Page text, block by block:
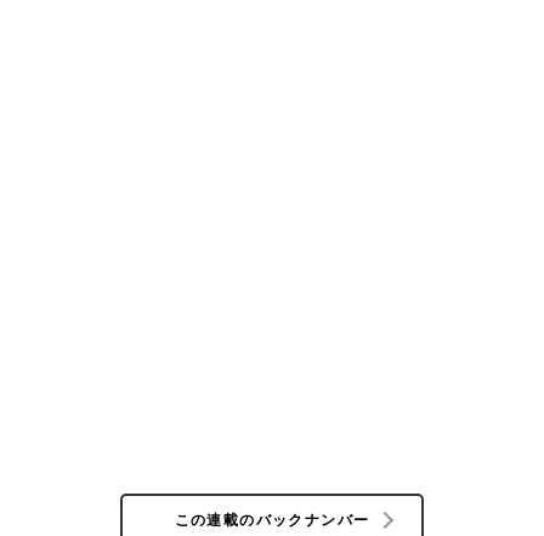
この連載のバックナンバー